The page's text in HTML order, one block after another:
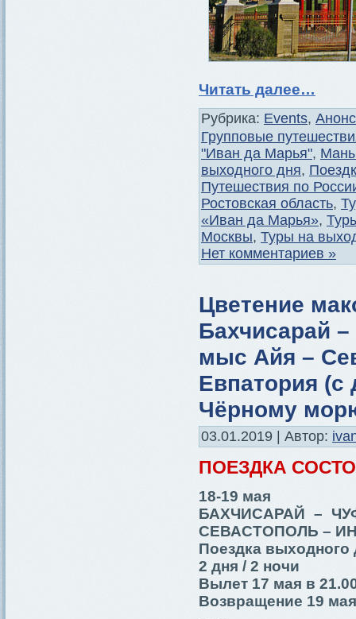
Читать далее…
Рубрика: Events,
Групповые
"Иван да Марья",
выходного дня,
Путешествия по
Ростовская область,
«Иван да Марья»,
Москвы, Туры на
Нет комментариев »
Цветение
Бахчисарай
мыс Айя –
Евпатория (с
Чёрному
03.01.2019 | Автор:
ПОЕЗДКА
18-19 мая
БАХЧИСАРАЙ –
СЕВАСТОПОЛЬ –
Поездка выходного
2 дня / 2 ночи
Вылет 17 мая в
Возвращение 19